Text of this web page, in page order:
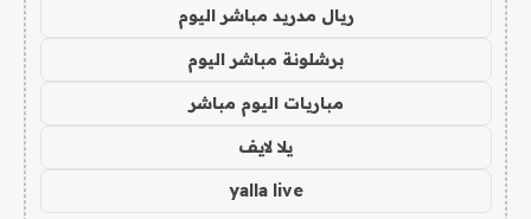
ريال مدريد مباشر اليوم
برشلونة مباشر اليوم
مباريات اليوم مباشر
يلا لايف
yalla live